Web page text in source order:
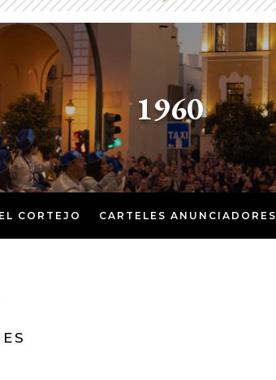
1960
EL CORTEJO CARTELES ANUNCIADORES